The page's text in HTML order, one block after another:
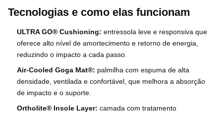
Tecnologias e como elas funcionam
ULTRA GO® Cushioning: entressola leve e responsiva que
oferece alto nível de amortecimento e retorno de energia,
reduzindo o impacto a cada passo.
Air-Cooled Goga Mat®: palmilha com espuma de alta
densidade, ventilada e confortável, que melhora a absorção
de impacto e o suporte.
Ortholite® Insole Layer: camada com tratamento